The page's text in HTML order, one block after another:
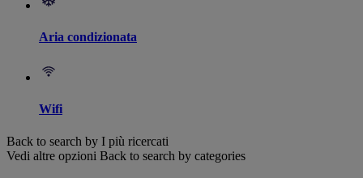
Aria condizionata
Wifi
Back to search by I più ricercati
Vedi altre opzioni Back to search by categories